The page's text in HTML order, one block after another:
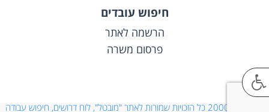
חיפוש עובדים
הרשמה לאתר
פרסום משרה
© 2000-2026 כל הזכויות שמורות לאתר "מובטל", לוח דרושים, חיפוש עבודה